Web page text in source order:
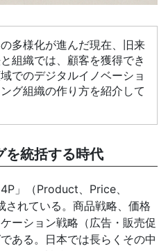
多様化が進んだ現在、旧来
組織では、顧客を獲得でき
でのデジタルイノベーショ
グ組織の作り方を紹介して
を統括する時代
」（Product、Price、
れている。商品戦略、価格
ーション戦略（広告・販売促
ある。日本では長らくその中